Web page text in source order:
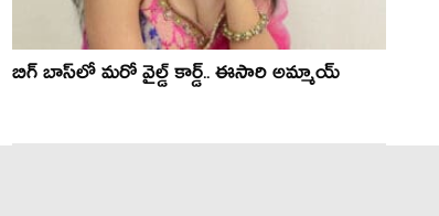
బిగ్ బాస్‌లో మరో వైల్డ్ కార్డ్.. ఈసారి అమ్మాయ్